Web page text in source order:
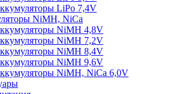
LiPo 7,4V
NiMH, NiCa
NiMH 4,8V
NiMH 7,2V
NiMH 8,4V
NiMH 9,6V
NiMH, NiCa 6,0V